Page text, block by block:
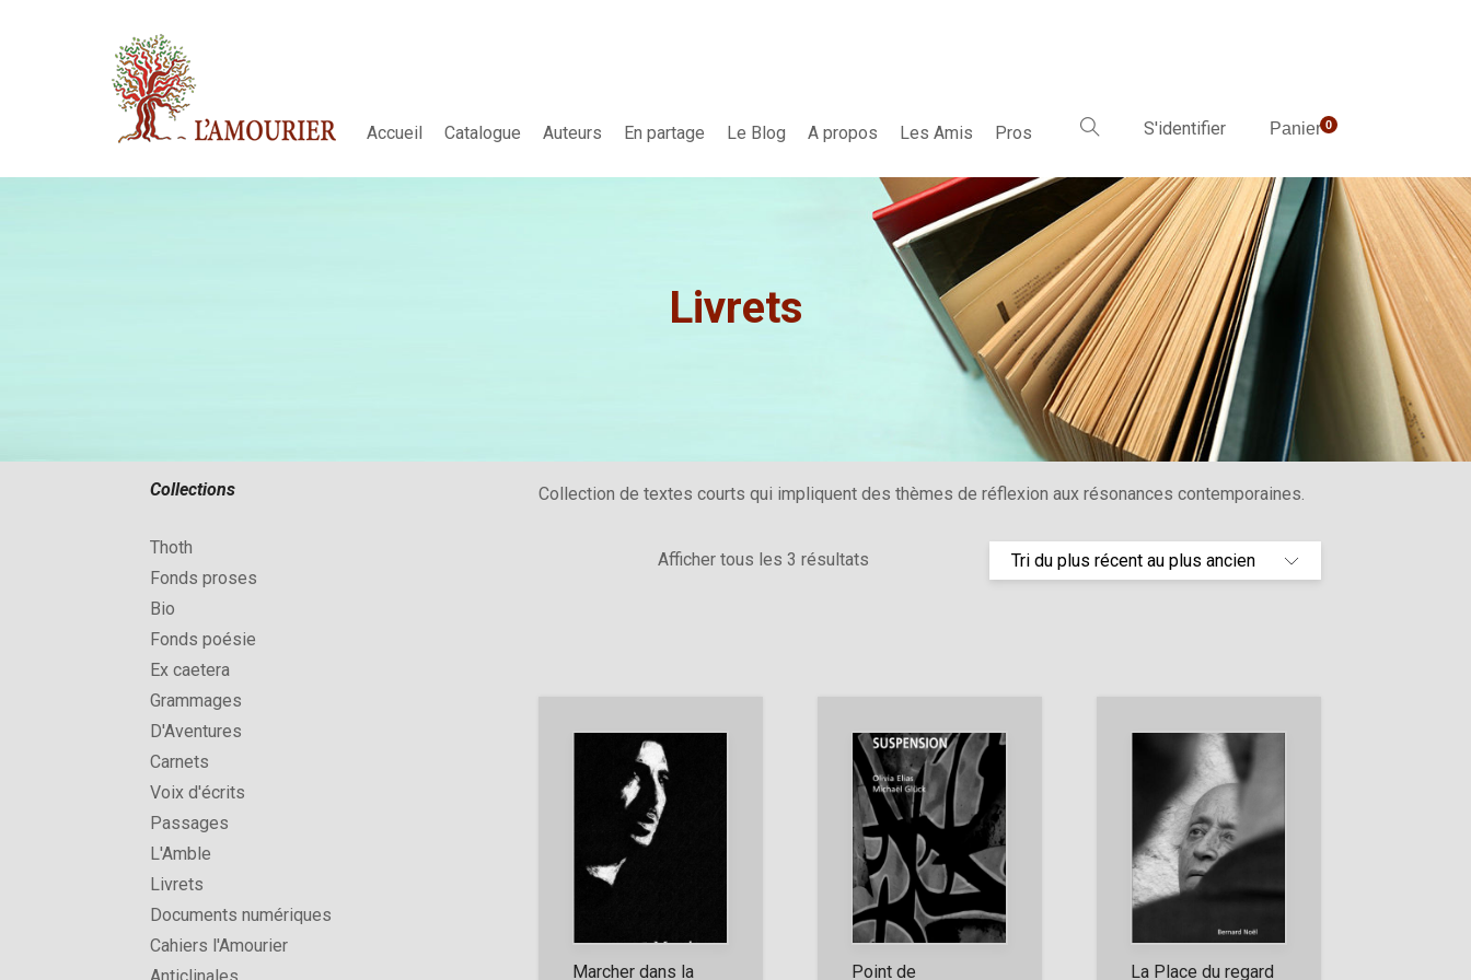
Accueil Catalogue Auteurs En partage Le Blog A propos Les Amis Pros S'identifier Panier0
Livrets
Collections
Thoth
Fonds proses
Bio
Fonds poésie
Ex caetera
Grammages
D'Aventures
Carnets
Voix d'écrits
Passages
L'Amble
Livrets
Documents numériques
Cahiers l'Amourier
Collection de textes courts qui impliquent des thèmes de réflexion aux résonances contemporaines.
Afficher tous les 3 résultats
Marcher dans la
Point de
La Place du regard